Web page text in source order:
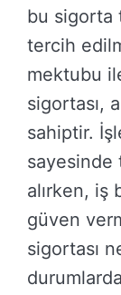
bu sigorta
tercih
mektubu
sigortası,
sahiptir.
sayesinde
alırken, iş
güven
sigortası